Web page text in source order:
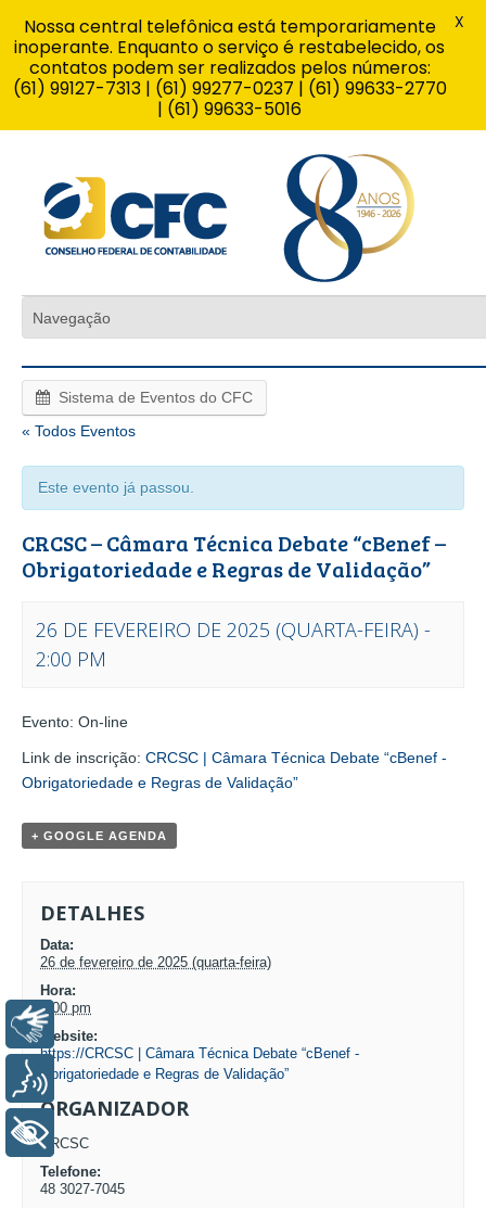
Sistema de Eventos do CFC
« Todos Eventos
Este evento já passou.
CRCSC – Câmara Técnica Debate “cBenef –
Obrigatoriedade e Regras de Validação”
26 DE FEVEREIRO DE 2025 (QUARTA-FEIRA) -
2:00 PM
EVENTO
Evento: On-line
Link de inscrição: CRCSC | Câmara Técnica Debate “cBenef -
Obrigatoriedade e Regras de Validação”
+ GOOGLE AGENDA
DETALHES
Data:
26 de fevereiro de 2025 (quarta-feira)
Hora:
2:00 pm
Website:
https://CRCSC | Câmara Técnica Debate “cBenef -
Obrigatoriedade e Regras de Validação”
ORGANIZADOR
CRCSC
Telefone:
48 3027-7045
Nossa central telefônica está temporariamente
inoperante. Enquanto o serviço é restabelecido, os
contatos podem ser realizados pelos números:
(61) 99127-7313 | (61) 99277-0237 | (61) 99633-2770
| (61) 99633-5016
X
Voz